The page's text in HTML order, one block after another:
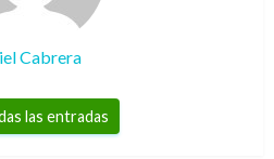
Cabrera
las entradas